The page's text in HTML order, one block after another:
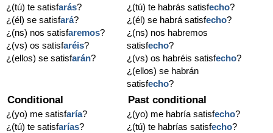
¿(tú) te satisfarás?
¿(él) se satisfará?
¿(ns) nos satisfaremos?
¿(vs) os satisfaréis?
¿(ellos) se satisfarán?
¿(tú) te habrás satisfecho?
¿(él) se habrá satisfecho?
¿(ns) nos habremos
satisfecho?
¿(vs) os habréis satisfecho?
¿(ellos) se habrán
satisfecho?
Conditional
¿(yo) me satisfaría?
¿(tú) te satisfarías?
Past conditional
¿(yo) me habría satisfecho?
¿(tú) te habrías satisfecho?